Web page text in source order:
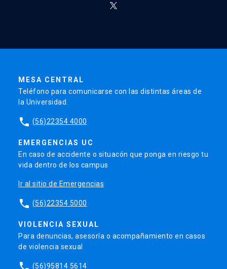
MESA CENTRAL
Teléfono para comunicarse con las distintas áreas de
la Universidad.
phone (56)22354 4000
EMERGENCIAS UC
En caso de accidente o situacón que ponga en riesgo tu
vida dentro de los campus
Ir al sitio de Emergencias
phone (56)22354 5000
VIOLENCIA SEXUAL
Para denuncias, asesoría o acompañamiento en casos
de violencia sexual
phone (56)95814 5614